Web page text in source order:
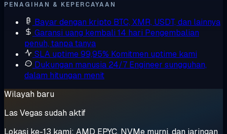
PENAGIHAN & KEPERCAYAAN
Bayar dengan kripto BTC, XMR, USDT, dan lainnya
Garansi uang kembali 14 hari Pengembalian
penuh, tanpa tanya
SLA uptime 99,95% Komitmen uptime kami
Dukungan manusia 24/7 Engineer sungguhan,
dalam hitungan menit
Wilayah baru
Las Vegas sudah aktif
Lokasi ke-13 kami: AMD EPYC, NVMe murni, dan jaringan